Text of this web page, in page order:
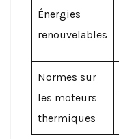
Énergies
renouvelables
Normes sur
les moteurs
thermiques